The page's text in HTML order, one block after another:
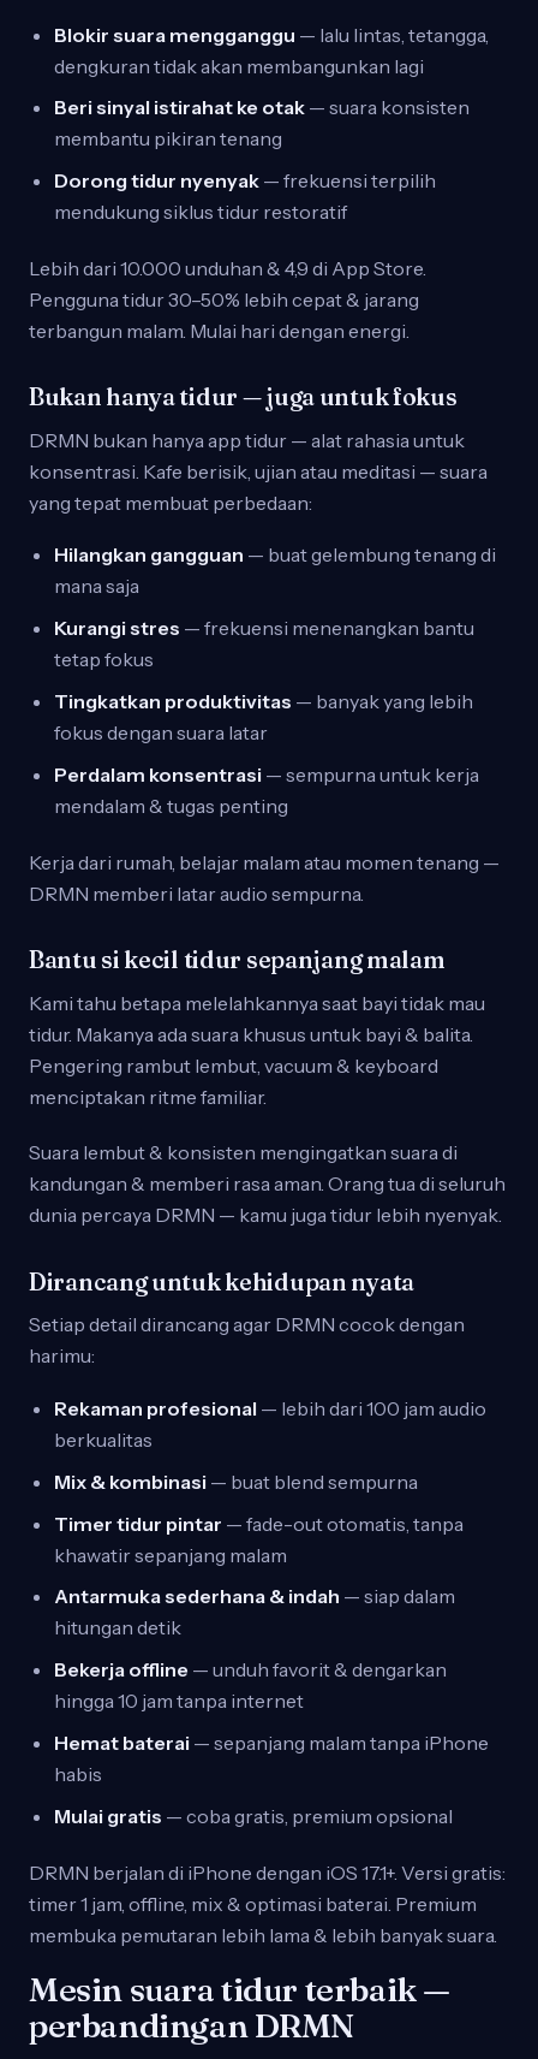
Blokir suara mengganggu — lalu lintas, tetangga,
dengkuran tidak akan membangunkan lagi
Beri sinyal istirahat ke otak— suara konsisten
membantu pikiran tenang
Dorong tidur nyenyak— frekuensi terpilih
mendukung siklus tidur restoratif
Lebih dari 10.000 unduhan & 4,9 di App Store.
Pengguna tidur 30–50% lebih cepat & jarang
terbangun malam. Mulai hari dengan energi.
Bukan hanya tidur — juga untuk fokus
DRMN bukan hanya app tidur — alat rahasia untuk
konsentrasi. Kafe berisik, ujian atau meditasi — suara
yang tepat membuat perbedaan:
Hilangkan gangguan — buat gelembung tenang di
mana saja
Kurangi stres — frekuensi menenangkan bantu
tetap fokus
Tingkatkan produktivitas — banyak yang lebih
fokus dengan suara latar
Perdalam konsentrasi — sempurna untuk kerja
mendalam & tugas penting
Kerja dari rumah, belajar malam atau momen tenang —
DRMN memberi latar audio sempurna.
Bantu si kecil tidur sepanjang malam
Kami tahu betapa melelahkannya saat bayi tidak mau
tidur. Makanya ada suara khusus untuk bayi & balita.
Pengering rambut lembut, vacuum & keyboard
menciptakan ritme familiar.
Suara lembut & konsisten mengingatkan suara di
kandungan & memberi rasa aman. Orang tua di seluruh
dunia percaya DRMN — kamu juga tidur lebih nyenyak.
Dirancang untuk kehidupan nyata
Setiap detail dirancang agar DRMN cocok dengan
harimu:
Rekaman profesional — lebih dari 100 jam audio
berkualitas
Mix & kombinasi — buat blend sempurna
Timer tidur pintar — fade-out otomatis, tanpa
khawatir sepanjang malam
Antarmuka sederhana & indah — siap dalam
hitungan detik
Bekerja offline — unduh favorit & dengarkan
hingga 10 jam tanpa internet
Hemat baterai — sepanjang malam tanpa iPhone
habis
Mulai gratis — coba gratis, premium opsional
DRMN berjalan di iPhone dengan iOS 17.1+. Versi gratis:
timer 1 jam, offline, mix & optimasi baterai. Premium
membuka pemutaran lebih lama & lebih banyak suara.
Mesin suara tidur terbaik —
perbandingan DRMN